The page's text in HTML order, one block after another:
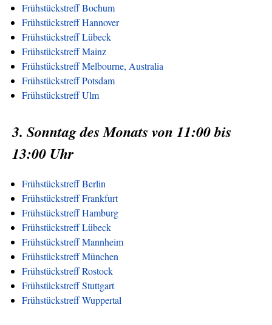
Frühstückstreff Bochum
Frühstückstreff Hannover
Frühstückstreff Lübeck
Frühstückstreff Mainz
Frühstückstreff Melbourne, Australia
Frühstückstreff Potsdam
Frühstückstreff Ulm
3. Sonntag des Monats von 11:00 bis
13:00 Uhr
Frühstückstreff Berlin
Frühstückstreff Frankfurt
Frühstückstreff Hamburg
Frühstückstreff Lübeck
Frühstückstreff Mannheim
Frühstückstreff München
Frühstückstreff Rostock
Frühstückstreff Stuttgart
Frühstückstreff Wuppertal